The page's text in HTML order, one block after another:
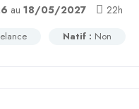
au18/05/2027 22h
Natif : Non